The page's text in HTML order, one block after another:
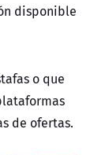
disponible
o que
de ofertas.